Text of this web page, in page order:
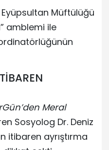
Müftülüğü
amblemi ile
Meral
Sosyolog Dr. Deniz
itibaren ayrıştırma